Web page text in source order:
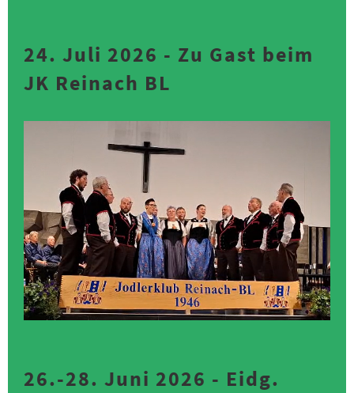
24. Juli 2026 - Zu Gast beim
JK Reinach BL
26.-28. Juni 2026 - Eidg.